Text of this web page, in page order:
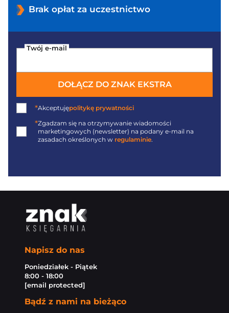
Brak opłat za uczestnictwo
Twój e-mail
DOŁĄCZ DO ZNAK EKSTRA
*Akceptujępolitykę prywatności
*Zgadzam się na otrzymywanie wiadomości
marketingowych (newsletter) na podany e-mail na
zasadach określonych w regulaminie.
Napisz do nas
Poniedziałek - Piątek
8:00 - 18:00
[email protected]
Bądź z nami na bieżąco